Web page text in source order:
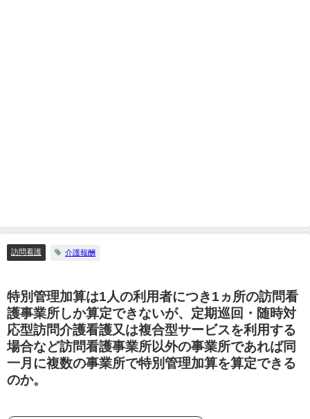
訪問看護 介護報酬
特別管理加算は1人の利用者につき1ヵ所の訪問看
護事業所しか算定できないが、定期巡回・随時対
応型訪問介護看護又は複合型サービスを利用する
場合など訪問看護事業所以外の事業所であれば同
一月に複数の事業所で特別管理加算を算定できる
のか。